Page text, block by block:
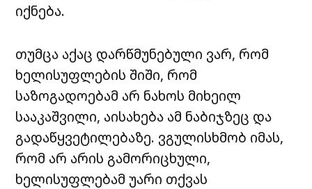
იქნება.
თუმცა აქაც დარწმუნებული ვარ, რომ
ხელისუფლების შიში, რომ
საზოგადოებამ არ ნახოს მიხეილ
სააკაშვილი, აისახება ამ ნაბიჯზეც და
გადაწყვეტილებაზე. ვგულისხმობ იმას,
რომ არ არის გამორიცხული,
ხელისუფლებამ უარი თქვას